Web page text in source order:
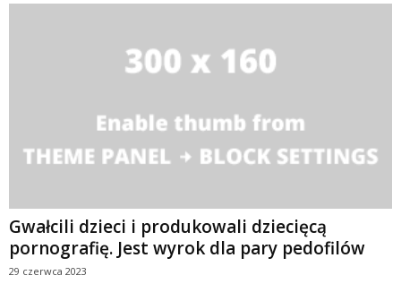
Gwałcili dzieci i produkowali dziecięcą
pornografię. Jest wyrok dla pary pedofilów
29 czerwca 2023